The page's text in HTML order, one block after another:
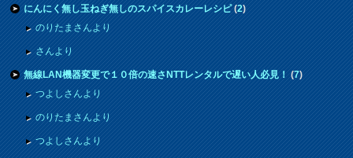
にんにく無し玉ねぎ無しのスパイスカレーレシピ(2)
のりたまさんより
さんより
無線LAN機器変更で１０倍の速さNTTレンタルで遅い人必見！(7)
つよしさんより
のりたまさんより
つよしさんより